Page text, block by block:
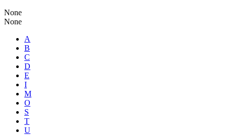
None
None
A
B
C
D
E
I
M
O
S
T
U